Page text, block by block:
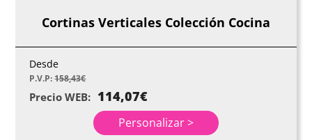
Cortinas Verticales Colección Cocina
Desde
P.V.P:158,43€
Precio WEB: 114,07€
Personalizar >